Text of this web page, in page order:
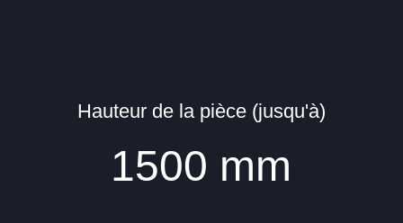
Hauteur de la pièce (jusqu'à)
1500 mm